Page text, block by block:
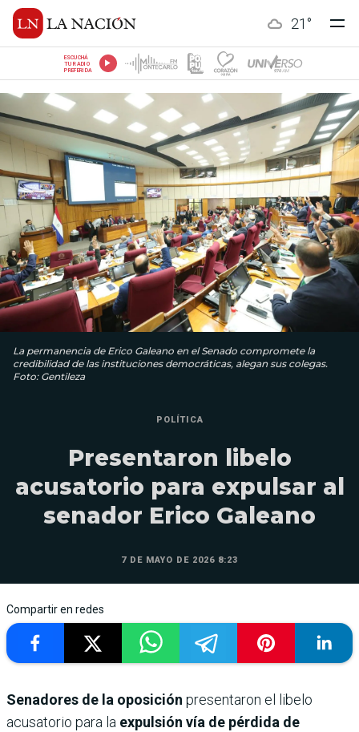
21 °
ESCUCHÁ
TU RADIO
PREFERIDA
La permanencia de Erico Galeano en el Senado compromete la
credibilidad de las instituciones democráticas, alegan sus colegas.
Foto: Gentileza
POLÍTICA
Presentaron libelo
acusatorio para expulsar al
senador Erico Galeano
7 DE MAYO DE 2026 8:23
Compartir en redes
Senadores de la oposición presentaron el libelo
acusatorio para la expulsión vía de pérdida de